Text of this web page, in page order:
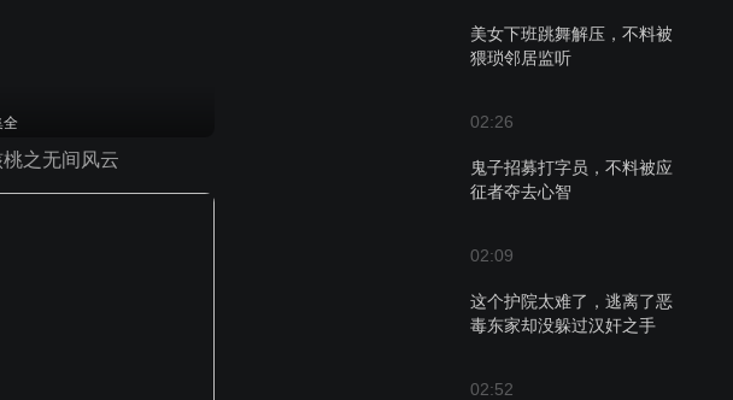
美女下班跳舞解压，不料被
猥琐邻居监听
02:26
鬼子招募打字员，不料被应
征者夺去心智
02:09
这个护院太难了，逃离了恶
毒东家却没躲过汉奸之手
02:52
全
之无间风云